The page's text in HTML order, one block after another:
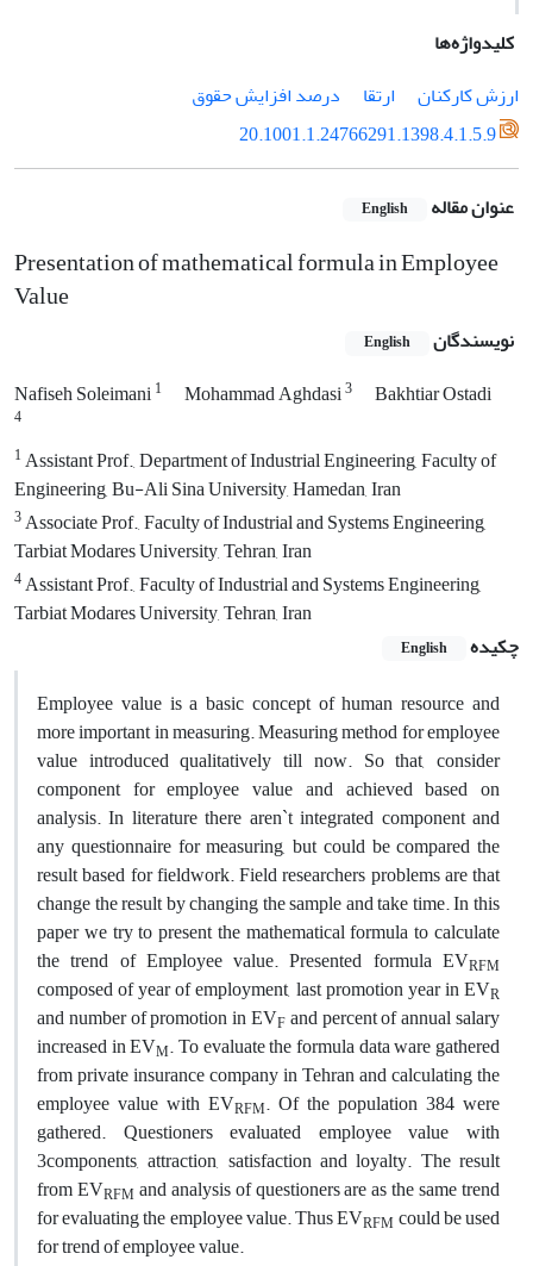
کلیدواژه‌ها
ارزش کارکنان
ارتقا
درصد افزایش حقوق
20.1001.1.24766291.1398.4.1.5.9
عنوان مقاله English
Presentation of mathematical formula in Employee
Value
نویسندگان English
Nafiseh Soleimani1 Mohammad Aghdasi3 Bakhtiar Ostadi
4
1Assistant Prof., Department of Industrial Engineering, Faculty of
Engineering, Bu-Ali Sina University, Hamedan, Iran
3Associate Prof., Faculty of Industrial and Systems Engineering,
Tarbiat Modares University, Tehran, Iran
4Assistant Prof., Faculty of Industrial and Systems Engineering,
Tarbiat Modares University, Tehran, Iran
چکیده
English
Employee value is a basic concept of human resource and
more important in measuring. Measuring method for employee
value introduced qualitatively till now. So that, consider
component for employee value and achieved based on
analysis. In literature there aren`t integrated component and
any questionnaire for measuring, but could be compared the
result based for fieldwork. Field researchers problems are that
change the result by changing the sample and take time. In this
paper we try to present the mathematical formula to calculate
the trend of Employee value. Presented formula EVRFM
composed of year of employment, last promotion year in EVR
and number of promotion in EVFand percent of annual salary
increased in EVM. To evaluate the formula data ware gathered
from private insurance company in Tehran and calculating the
employee value with EVRFM. Of the population 384 were
gathered. Questioners evaluated employee value with
3components, attraction, satisfaction and loyalty. The result
from EVRFMand analysis of questioners are as the same trend
for evaluating the employee value. Thus EVRFMcould be used
for trend of employee value.